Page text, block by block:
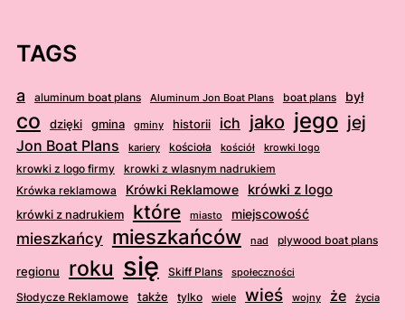
TAGS
a aluminum boat plans Aluminum Jon Boat Plans boat plans był
co dzięki gmina gminy historii ich jako jego jej
Jon Boat Plans kariery kościoła kościół krowki logo
krowki z logo firmy
krowki z wlasnym nadrukiem
Krówka reklamowa
Krówki Reklamowe krówki z logo
krówki z nadrukiem które miasto miejscowość
mieszkańcy mieszkańców nad plywood boat plans
regionu roku się Skiff Plans społeczności
Słodycze Reklamowe także tylko wiele wieś wojny że życia